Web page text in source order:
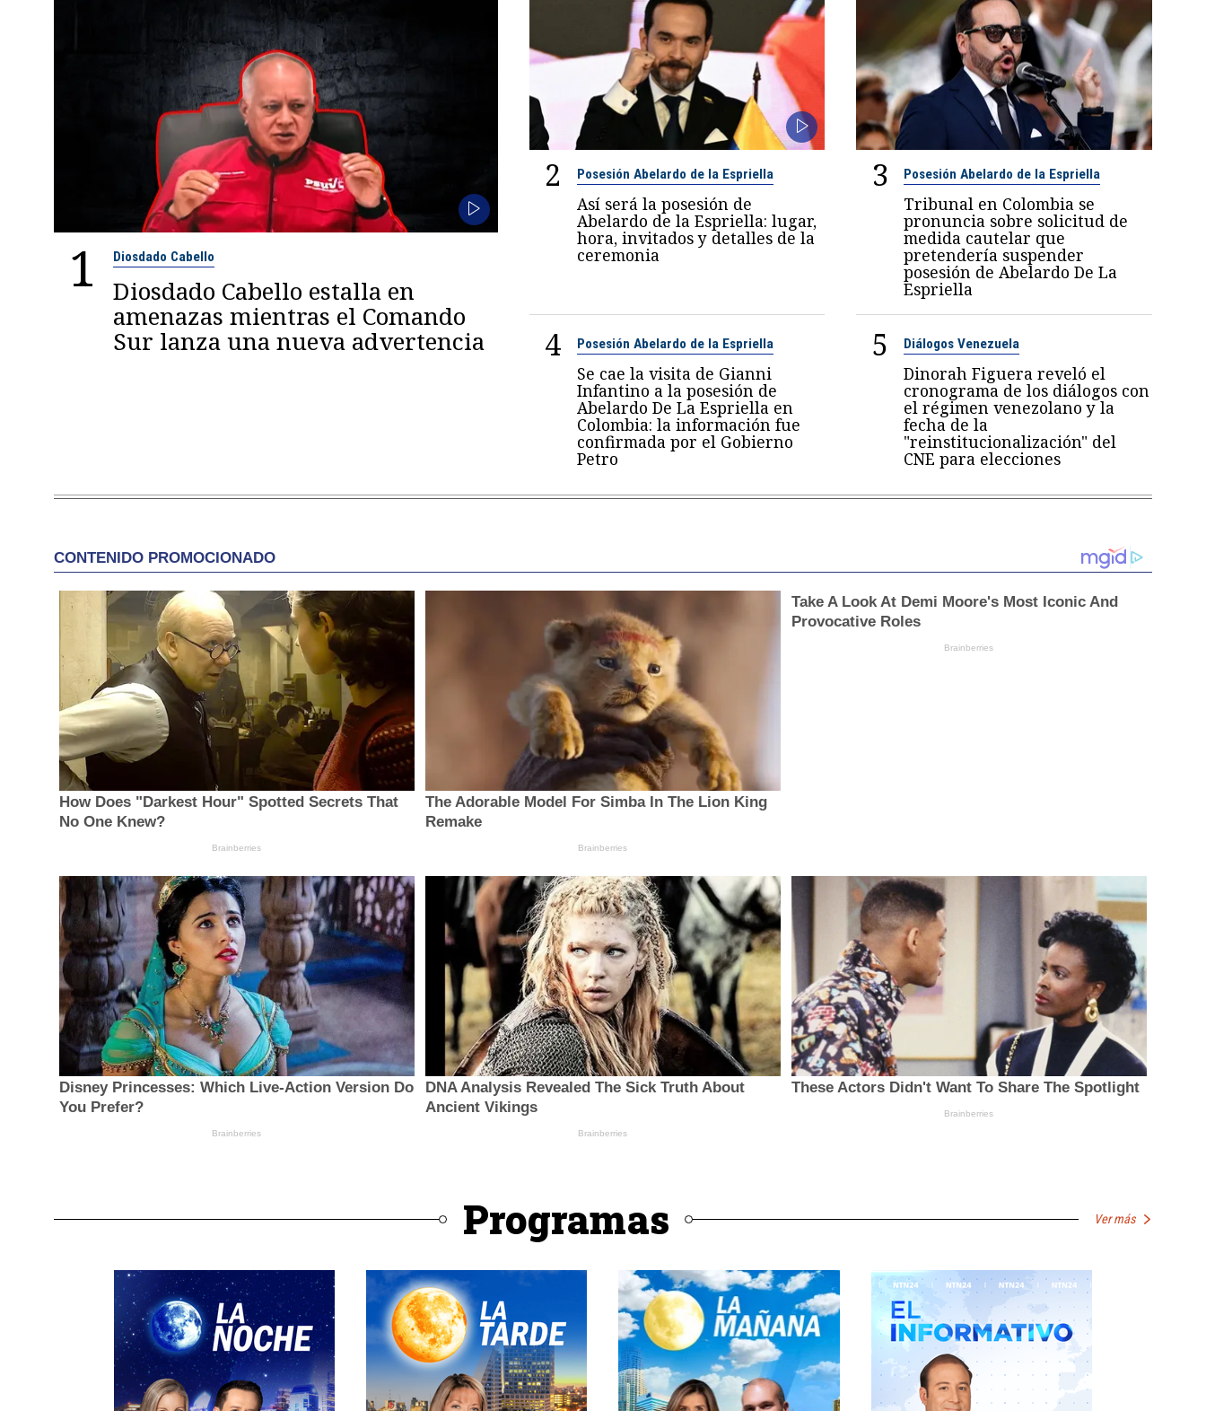
1 Diosdado Cabello
Diosdado Cabello estalla en
amenazas mientras el Comando
Sur lanza una nueva advertencia
2 Posesión Abelardo de la Espriella
Así será la posesión de
Abelardo de la Espriella: lugar,
hora, invitados y detalles de la
ceremonia
3 Posesión Abelardo de la Espriella
Tribunal en Colombia se
pronuncia sobre solicitud de
medida cautelar que
pretendería suspender
posesión de Abelardo De La
Espriella
4 Posesión Abelardo de la Espriella
Se cae la visita de Gianni
Infantino a la posesión de
Abelardo De La Espriella en
Colombia: la información fue
confirmada por el Gobierno
Petro
5 Diálogos Venezuela
Dinorah Figuera reveló el
cronograma de los diálogos con
el régimen venezolano y la
fecha de la
"reinstitucionalización" del
CNE para elecciones
Programas Ver más